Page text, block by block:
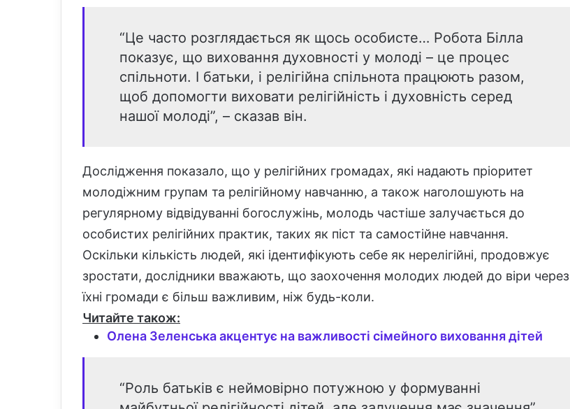
“Це часто розглядається як щось особисте… Робота Білла
показує, що виховання духовності у молоді – це процес
спільноти. І батьки, і релігійна спільнота працюють разом,
щоб допомогти виховати релігійність і духовність серед
нашої молоді”, – сказав він.
Дослідження показало, що у релігійних громадах, які надають пріоритет
молодіжним групам та релігійному навчанню, а також наголошують на
регулярному відвідуванні богослужінь, молодь частіше залучається до
особистих релігійних практик, таких як піст та самостійне навчання.
Оскільки кількість людей, які ідентифікують себе як нерелігійні, продовжує
зростати, дослідники вважають, що заохочення молодих людей до віри через
їхні громади є більш важливим, ніж будь-коли.
Читайте також:
Олена Зеленська акцентує на важливості сімейного виховання дітей
“Роль батьків є неймовірно потужною у формуванні